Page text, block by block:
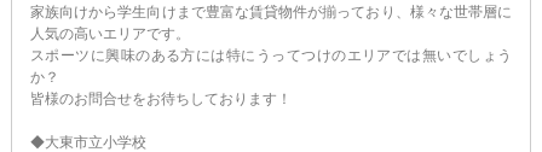
家族向けから学生向けまで豊富な賃貸物件が揃っており、様々な世帯層に
人気の高いエリアです。
スポーツに興味のある方には特にうってつけのエリアでは無いでしょう
か？
皆様のお問合せをお待ちしております！
◆大東市立小学校